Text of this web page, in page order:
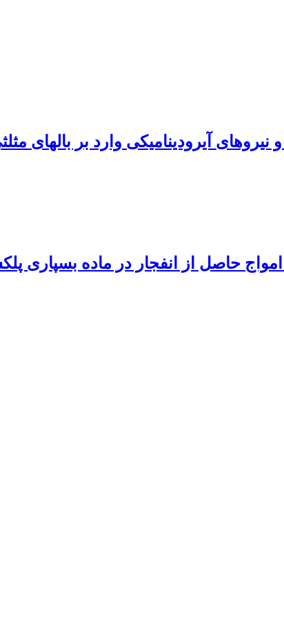
آیرودینامیکی وارد بر بالهای
حاصل از انفجار در ماده بسپاری